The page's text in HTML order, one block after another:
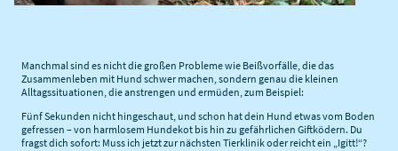
Manchmal sind es nicht die großen Probleme wie Beißvorfälle, die das
Zusammenleben mit Hund schwer machen, sondern genau die kleinen
Alltagssituationen, die anstrengen und ermüden, zum Beispiel:
Fünf Sekunden nicht hingeschaut, und schon hat dein Hund etwas vom Boden
gefressen – von harmlosem Hundekot bis hin zu gefährlichen Giftködern. Du
fragst dich sofort: Muss ich jetzt zur nächsten Tierklinik oder reicht ein „Igitt!“?